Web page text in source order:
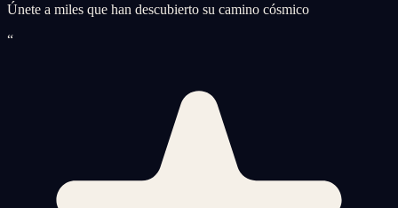
Únete a miles que han descubierto su camino cósmico
“